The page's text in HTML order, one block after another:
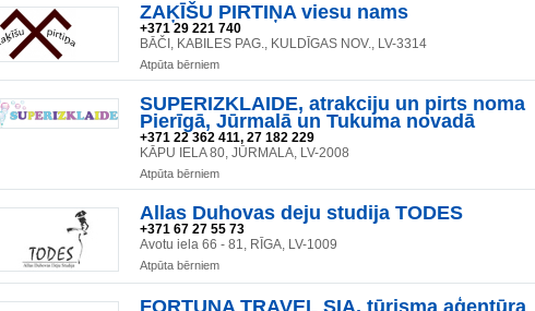
ZAĶĪŠU PIRTIŅA viesu nams
+371 29 221 740
BĀČI, KABILES PAG., KULDĪGAS NOV., LV-3314
Atpūta bērniem
SUPERIZKLAIDE, atrakciju un pirts noma
Pierīgā, Jūrmalā un Tukuma novadā
+371 22 362 411, 27 182 229
KĀPU IELA 80, JŪRMALA, LV-2008
Atpūta bērniem
Allas Duhovas deju studija TODES
+371 67 27 55 73
Avotu iela 66 - 81, RĪGA, LV-1009
Atpūta bērniem
FORTUNA TRAVEL SIA, tūrisma aģentūra